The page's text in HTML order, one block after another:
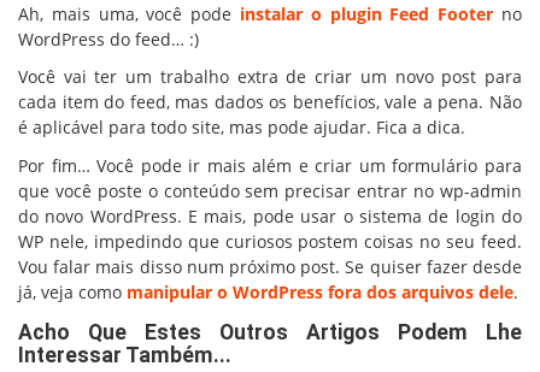
Ah, mais uma, você pode instalar o plugin Feed Footer no
WordPress do feed… :)
Você vai ter um trabalho extra de criar um novo post para
cada item do feed, mas dados os benefícios, vale a pena. Não
é aplicável para todo site, mas pode ajudar. Fica a dica.
Por fim… Você pode ir mais além e criar um formulário para
que você poste o conteúdo sem precisar entrar no wp-admin
do novo WordPress. E mais, pode usar o sistema de login do
WP nele, impedindo que curiosos postem coisas no seu feed.
Vou falar mais disso num próximo post. Se quiser fazer desde
já, veja como manipular o WordPress fora dos arquivos dele.
Acho Que Estes Outros Artigos Podem Lhe
Interessar Também...